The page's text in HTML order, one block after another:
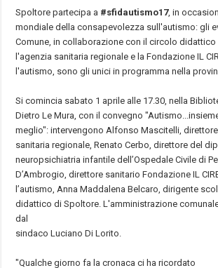
Spoltore partecipa a #sfidautismo17, in
mondiale della consapevolezza sull'autismo: gli
Comune, in collaborazione con il circolo didattico
l'agenzia sanitaria regionale e la Fondazione IL
l'autismo, sono gli unici in programma nella
Si comincia sabato 1 aprile alle 17.30, nella
Dietro Le Mura, con il convegno
meglio": intervengono Alfonso Mascitelli, direttore
sanitaria regionale, Renato Cerbo, direttore del
neuropsichiatria infantile dell’Ospedale Civile di
D’Ambrogio, direttore sanitario Fondazione IL
l’autismo, Anna Maddalena Belcaro, dirigente
didattico di Spoltore. L'amministrazione
dal
sindaco Luciano Di Lorito.
"Qualche giorno fa la cronaca ci ha ricordato